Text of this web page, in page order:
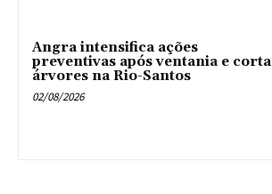
Angra intensifica ações
preventivas após ventania e corta
árvores na Rio-Santos
02/08/2026